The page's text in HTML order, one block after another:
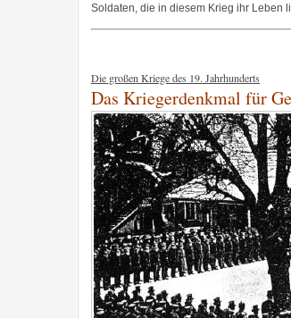
Soldaten, die in diesem Krieg ihr Leben
Die großen Kriege des 19. Jahrhunderts
Das Kriegerdenkmal für